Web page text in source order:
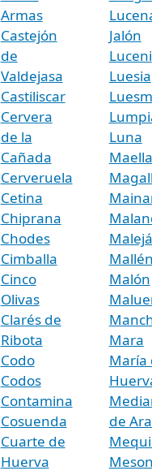
Armas
Castejón
de
Valdejasa
Castiliscar
Cervera
de la
Cañada
Cerveruela
Cetina
Chiprana
Chodes
Cimballa
Cinco
Olivas
Clarés de
Ribota
Codo
Codos
Contamina
Cosuenda
Cuarte de
Huerva
Jalón
Luceni
Luesia
Luna
Maella
Mallén
Malón
Mara
María
de